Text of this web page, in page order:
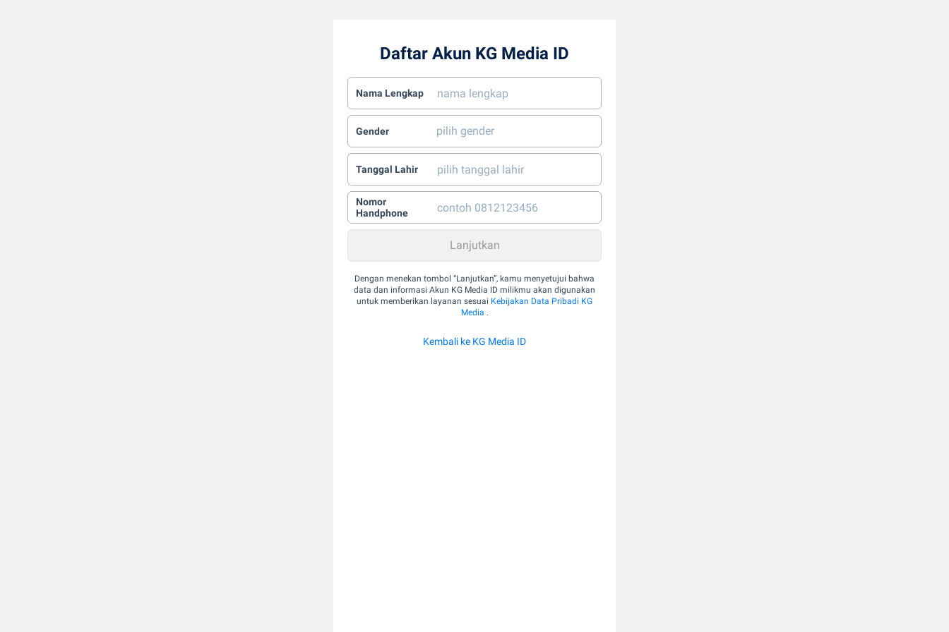
Daftar Akun KG Media ID
Nama Lengkap
Gender
Tanggal Lahir
Nomor
Handphone
Dengan menekan tombol “Lanjutkan”, kamu menyetujui bahwa
data dan informasi Akun KG Media ID milikmu akan digunakan
untuk memberikan layanan sesuai Kebijakan Data Pribadi KG
Media .
Kembali ke KG Media ID